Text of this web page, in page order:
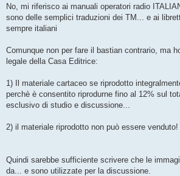
s
a
g
o
No, mi riferisco ai manuali operatori radio
sono delle semplici traduzioni dei TM... e ai
sempre italiani
Comunque non per fare il bastian contrario, ma
legale della Casa Editrice:
1) Il materiale cartaceo se riprodotto
perchè è consentito riprodurne fino al 12% sul
esclusivo di studio e discussione...
2) il materiale riprodotto non può essere venduto!
Quindi sarebbe sufficiente scrivere che le
da... e sono utilizzate per la discussione.